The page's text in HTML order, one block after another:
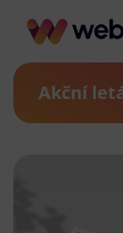
Akční